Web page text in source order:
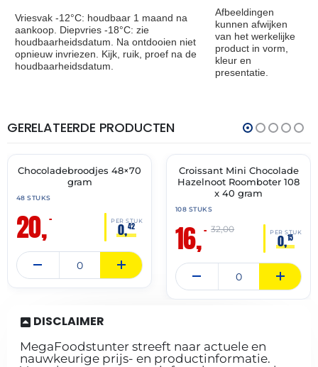
Vriesvak -12°C: houdbaar 1 maand na
aankoop. Diepvries -18°C: zie
houdbaarheidsdatum. Na ontdooien niet
opnieuw invriezen. Kijk, ruik, proef na de
houdbaarheidsdatum.
Afbeeldingen
kunnen afwijken
van het werkelijke
product in vorm,
kleur en
presentatie.
GERELATEERDE PRODUCTEN
🔥 OP=OP
THT:
31-
Chocoladebroodjes 48×70
gram
48 STUKS
20,– PER STUK
0,42
🔥 OP=OP
Croissant Mini Chocolade
Hazelnoot Roomboter 108
x 40 gram
108 STUKS
16,– PER STUK
0,15
32,00
DISCLAIMER
MegaFoodstunter streeft naar actuele en
nauwkeurige prijs- en productinformatie.